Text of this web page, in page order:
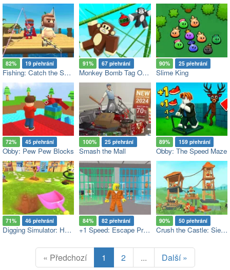
82% 19 přehrání
Fishing: Catch the Secret Brainrot
91% 67 přehrání
Monkey Bomb Tag Online
90% 25 přehrání
Slime King
72% 45 přehrání
Obby: Pew Pew Blocks
100% 25 přehrání
Smash the Mall
89% 159 přehrání
Obby: The Speed Maze
71% 46 přehrání
Digging Simulator: Hole Craft
84% 82 přehrání
+1 Speed: Escape Prison
90% 50 přehrání
Crush the Castle: Siege Master
« Předchozí 1 2 ... Další »